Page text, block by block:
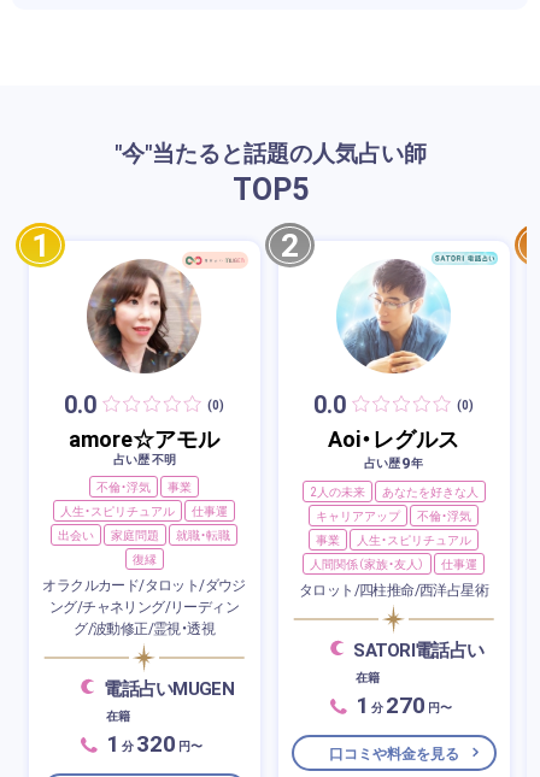
"今"当たると話題の人気占い師
TOP5
1
0.0 (0)
amore☆アモル
占い歴 不明
不倫・浮気
事業
人生・スピリチュアル
仕事運
出会い
家庭問題
就職・転職
復縁
オラクルカード/タロット/ダウジ
ング/チャネリング/リーディン
グ/波動修正/霊視・透視
電話占いMUGEN
在籍
1 分 320 円〜
2
0.0 (0)
Aoi・レグルス
占い歴9年
2人の未来
あなたを好きな人
キャリアアップ
不倫・浮気
事業
人生・スピリチュアル
人間関係（家族・友人）
仕事運
タロット/四柱推命/西洋占星術
SATORI電話占い
在籍
1 分 270 円〜
口コミや料金を見る